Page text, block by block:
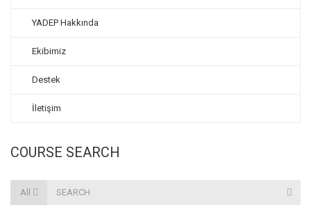
YADEP Hakkında
Ekibimiz
Destek
İletişim
COURSE SEARCH
All